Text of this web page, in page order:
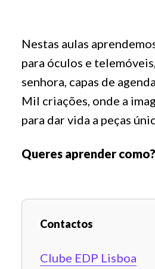
Nestas aulas
para óculos e
senhora, capas de
Mil criações, onde a
para dar vida a peças
Queres aprender
Contactos
Clube EDP Lisboa